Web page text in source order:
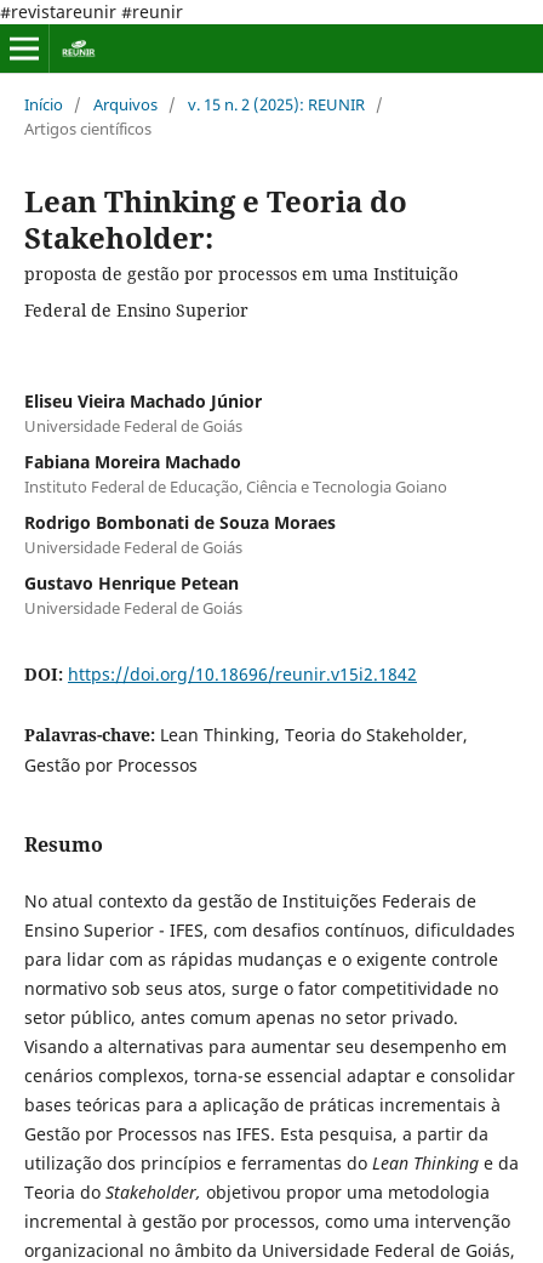
#revistareunir #reunir
Início / Arquivos / v. 15 n. 2 (2025): REUNIR /
Artigos científicos
Lean Thinking e Teoria do
Stakeholder:
proposta de gestão por processos em uma Instituição
Federal de Ensino Superior
Eliseu Vieira Machado Júnior
Universidade Federal de Goiás
Fabiana Moreira Machado
Instituto Federal de Educação, Ciência e Tecnologia Goiano
Rodrigo Bombonati de Souza Moraes
Universidade Federal de Goiás
Gustavo Henrique Petean
Universidade Federal de Goiás
DOI: https://doi.org/10.18696/reunir.v15i2.1842
Palavras-chave: Lean Thinking, Teoria do Stakeholder,
Gestão por Processos
Resumo
No atual contexto da gestão de Instituições Federais de
Ensino Superior - IFES, com desafios contínuos, dificuldades
para lidar com as rápidas mudanças e o exigente controle
normativo sob seus atos, surge o fator competitividade no
setor público, antes comum apenas no setor privado.
Visando a alternativas para aumentar seu desempenho em
cenários complexos, torna-se essencial adaptar e consolidar
bases teóricas para a aplicação de práticas incrementais à
Gestão por Processos nas IFES. Esta pesquisa, a partir da
utilização dos princípios e ferramentas do Lean Thinkinge da
Teoria do Stakeholder, objetivou propor uma metodologia
incremental à gestão por processos, como uma intervenção
organizacional no âmbito da Universidade Federal de Goiás,